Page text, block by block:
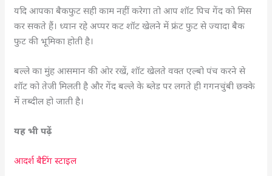
यदि आपका बैकफुट सही काम नहीं करेगा तो आप शॉट पिच गेंद को मिस
कर सकते हैं। ध्यान रहे अप्पर कट शॉट खेलने में फ्रंट फुट से ज्यादा बैक
फुट की भूमिका होती है।
बल्ले का मुंह आसमान की ओर रखें, शॉट खेलते वक्त एल्बो पंच करने से
शॉट को तेजी मिलती है और गेंद बल्ले के ब्लेड पर लगते ही गगनचुंबी छक्के
में तब्दील हो जाती है।
यह भी पढ़ें
आदर्श बैटिंग स्टाइल